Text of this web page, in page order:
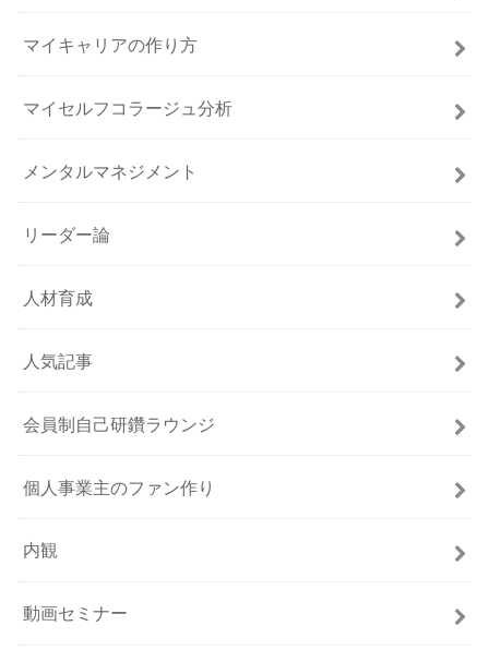
マイキャリアの作り方
マイセルフコラージュ分析
メンタルマネジメント
リーダー論
人材育成
人気記事
会員制自己研鑽ラウンジ
個人事業主のファン作り
内観
動画セミナー